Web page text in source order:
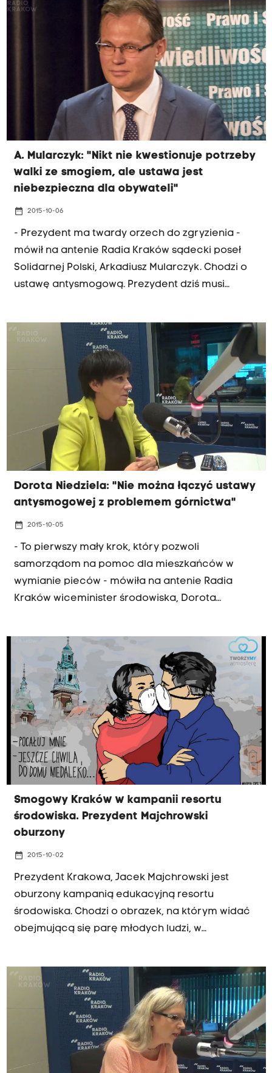
stężenia pyłów zawieszonych w powietrzu
przekraczane są przez dwieście dni w roku.
Przeciwnicy nowelizacji twierdzą, że w
przepisach nie został zabezpieczony interes
najbiedniejszych rodzin, których nie stać na
wymianę źródła energii na bardziej ekologiczne.
A. Mularczyk: "Nikt nie kwestionuje potrzeby
walki ze smogiem, ale ustawa jest
niebezpieczna dla obywateli"
date_range 2015-10-06
- Prezydent ma twardy orzech do zgryzienia -
mówił na antenie Radia Kraków sądecki poseł
Solidarnej Polski, Arkadiusz Mularczyk. Chodzi o
ustawę antysmogową. Prezydent dziś musi
Konstytucyjnego.
Dorota Niedziela: "Nie można łączyć ustawy
antysmogowej z problemem górnictwa"
date_range 2015-10-05
- To pierwszy mały krok, który pozwoli
samorządom na pomoc dla mieszkańców w
wymianie pieców - mówiła na antenie Radia
Kraków wiceminister środowiska, Dorota
podpisać czy zawetować. "Badania wykazują, że
88 procent zanieczyszczeń powietrza pochodzi z
palenisk domowych, z przemysłu tylko dwa
procent" - mówiła wiceminister Niedziela w
porannej rozmowie Radia Kraków.
Smogowy Kraków w kampanii resortu
środowiska. Prezydent Majchrowski
oburzony
date_range 2015-10-02
Prezydent Krakowa, Jacek Majchrowski jest
oburzony kampanią edukacyjną resortu
środowiska. Chodzi o obrazek, na którym widać
obejmującą się parę młodych ludzi, w